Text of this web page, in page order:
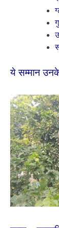
ये सम्मान उनके